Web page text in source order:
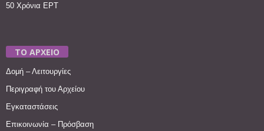
50 Χρόνια ΕΡΤ
ΤΟ ΑΡΧΕΙΟ
Δομή – Λειτουργίες
Περιγραφή του Αρχείου
Εγκαταστάσεις
Επικοινωνία – Πρόσβαση